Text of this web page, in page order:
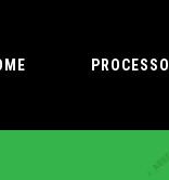
PROCESSO